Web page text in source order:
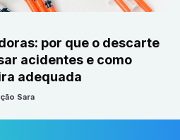
por que o descarte
acidentes e como
adequada
Sara